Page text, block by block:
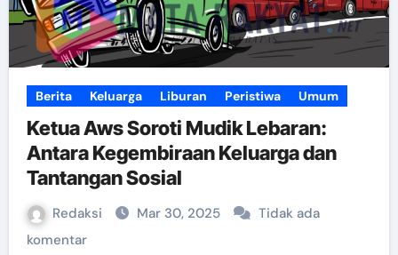
Berita Keluarga Liburan Peristiwa Umum
Ketua Aws Soroti Mudik Lebaran:
Antara Kegembiraan Keluarga dan
Tantangan Sosial
Redaksi Mar 30, 2025
Tidak ada
komentar